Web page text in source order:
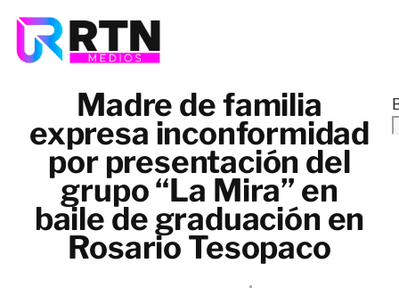
Madre de familia
expresa inconformidad
por presentación del
grupo “La Mira” en
baile de graduación en
Rosario Tesopaco